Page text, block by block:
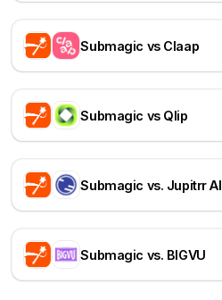
Submagic vs Claap
Submagic vs Qlip
Submagic vs. Jupitrr AI
Submagic vs. BIGVU